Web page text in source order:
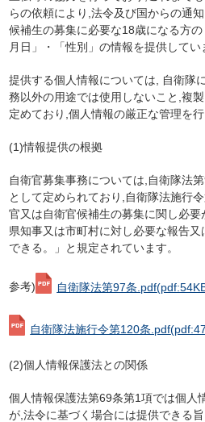
らの依頼により,法令及び国からの通
候補生の募集に必要な18歳になる方
月日」・「性別」の情報を提供してい
提供する個人情報については, 自衛隊
務以外の用途では使用しないこと,複
定めており,個人情報の厳正な管理を行
(1)情報提供の根拠
自衛官募集事務については,自衛隊法
として定められており,自衛隊法施行
官又は自衛官候補生の募集に関し必
県知事又は市町村に対し必要な報告
できる。」と規定されています。
参考) 自衛隊法第97条.pdf
自衛隊法施行令第120条.pdf
(2)個人情報保護法との関係
個人情報保護法第69条第1項では個人
が,法令に基づく場合には提供できる